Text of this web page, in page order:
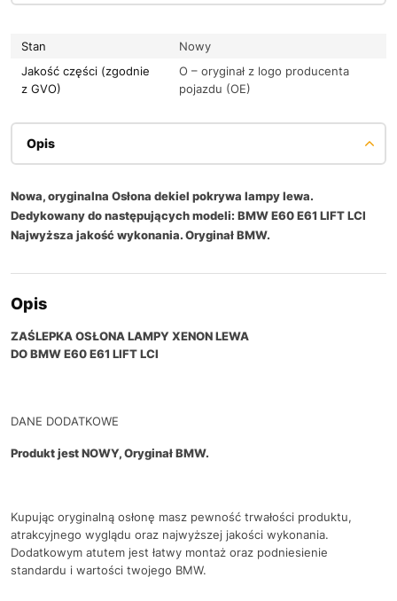
Stan
Nowy
Jakość części (zgodnie
z GVO)
O – oryginał z logo producenta
pojazdu (OE)
Opis
Nowa, oryginalna Osłona dekiel pokrywa lampy lewa.
Dedykowany do następujących modeli: BMW E60 E61 LIFT LCI
Najwyższa jakość wykonania. Oryginał BMW.
Opis
ZAŚLEPKA OSŁONA LAMPY XENON LEWA
DO BMW E60 E61 LIFT LCI
DANE DODATKOWE
Produkt jest NOWY, Oryginał BMW.
Kupując oryginalną osłonę masz pewność trwałości produktu,
atrakcyjnego wyglądu oraz najwyższej jakości wykonania.
Dodatkowym atutem jest łatwy montaż oraz podniesienie
standardu i wartości twojego BMW.